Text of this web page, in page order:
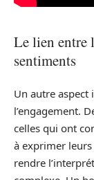
Le lien entre
sentiments
Un autre
l’engagement.
celles qui ont
à exprimer
rendre